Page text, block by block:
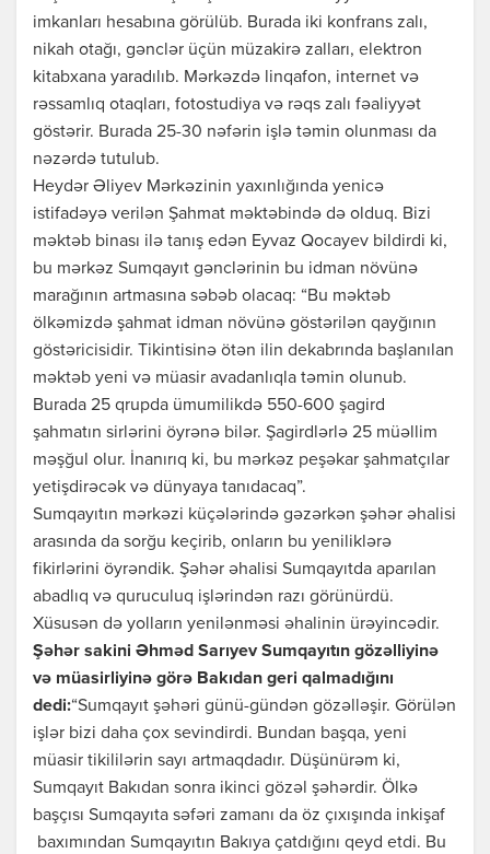
imkanları hesabına görülüb. Burada iki konfrans zalı,
nikah otağı, gənclər üçün müzakirə zalları, elektron
kitabxana yaradılıb. Mərkəzdə linqafon, internet və
rəssamlıq otaqları, fotostudiya və rəqs zalı fəaliyyət
göstərir. Burada 25-30 nəfərin işlə təmin olunması da
nəzərdə tutulub.
Heydər Əliyev Mərkəzinin yaxınlığında yenicə
istifadəyə verilən Şahmat məktəbində də olduq. Bizi
məktəb binası ilə tanış edən Eyvaz Qocayev bildirdi ki,
bu mərkəz Sumqayıt gənclərinin bu idman növünə
marağının artmasına səbəb olacaq: “Bu məktəb
ölkəmizdə şahmat idman növünə göstərilən qayğının
göstəricisidir. Tikintisinə ötən ilin dekabrında başlanılan
məktəb yeni və müasir avadanlıqla təmin olunub.
Burada 25 qrupda ümumilikdə 550-600 şagird
şahmatın sirlərini öyrənə bilər. Şagirdlərlə 25 müəllim
məşğul olur. İnanırıq ki, bu mərkəz peşəkar şahmatçılar
yetişdirəcək və dünyaya tanıdacaq”.
Sumqayıtın mərkəzi küçələrində gəzərkən şəhər əhalisi
arasında da sorğu keçirib, onların bu yeniliklərə
fikirlərini öyrəndik. Şəhər əhalisi Sumqayıtda aparılan
abadlıq və quruculuq işlərindən razı görünürdü.
Xüsusən də yolların yenilənməsi əhalinin ürəyincədir.
Şəhər sakini Əhməd Sarıyev Sumqayıtın gözəlliyinə
və müasirliyinə görə Bakıdan geri qalmadığını
dedi:“Sumqayıt şəhəri günü-gündən gözəlləşir. Görülən
işlər bizi daha çox sevindirdi. Bundan başqa, yeni
müasir tikililərin sayı artmaqdadır. Düşünürəm ki,
Sumqayıt Bakıdan sonra ikinci gözəl şəhərdir. Ölkə
başçısı Sumqayıta səfəri zamanı da öz çıxışında inkişaf
baxımından Sumqayıtın Bakıya çatdığını qeyd etdi. Bu